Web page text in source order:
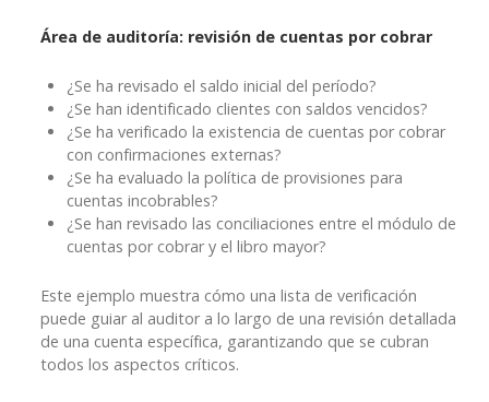
Área de auditoría: revisión de cuentas por cobrar
¿Se ha revisado el saldo inicial del período?
¿Se han identificado clientes con saldos vencidos?
¿Se ha verificado la existencia de cuentas por cobrar
con confirmaciones externas?
¿Se ha evaluado la política de provisiones para
cuentas incobrables?
¿Se han revisado las conciliaciones entre el módulo de
cuentas por cobrar y el libro mayor?
Este ejemplo muestra cómo una lista de verificación
puede guiar al auditor a lo largo de una revisión detallada
de una cuenta específica, garantizando que se cubran
todos los aspectos críticos.